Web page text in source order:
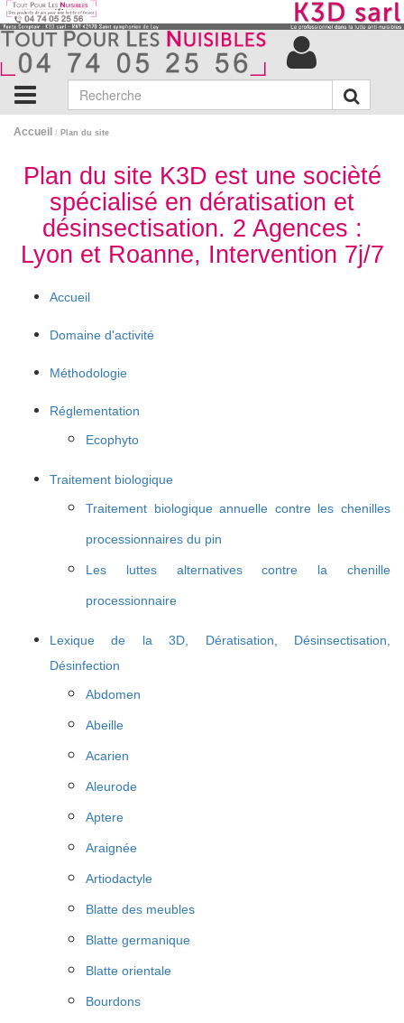
Accueil / Plan du site
Plan du site K3D est une socièté
spécialisé en dératisation et
désinsectisation. 2 Agences :
Lyon et Roanne, Intervention 7j/7
Accueil
Domaine d'activité
Méthodologie
Réglementation
Ecophyto
Traitement biologique
Traitement biologique annuelle contre les chenilles
processionnaires du pin
Les luttes alternatives contre la chenille
processionnaire
Lexique de la 3D, Dératisation, Désinsectisation,
Désinfection
Abdomen
Abeille
Acarien
Aleurode
Aptere
Araignée
Artiodactyle
Blatte des meubles
Blatte germanique
Blatte orientale
Bourdons